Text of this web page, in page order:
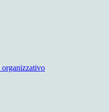
organizzativo